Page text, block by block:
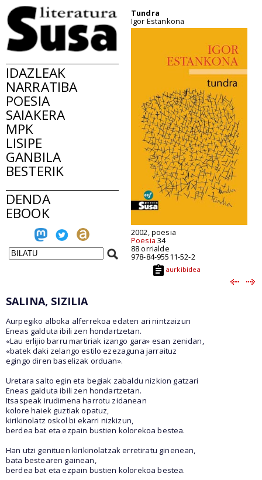
IDAZLEAK
NARRATIBA
POESIA
SAIAKERA
MPK
LISIPE
GANBILA
BESTERIK
DENDA
EBOOK
Tundra
Igor Estankona
2002, poesia
Poesia 34
88 orrialde
978-84-95511-52-2
aurkibidea
SALINA, SIZILIA
Aurpegiko alboka alferrekoa edaten ari nintzaizun
Eneas galduta ibili zen hondartzetan.
«Lau erlijio barru martiriak izango gara» esan zenidan,
«batek daki zelango estilo ezezaguna jarraituz
egingo diren baselizak orduan».
Uretara salto egin eta begiak zabaldu nizkion gatzari
Eneas galduta ibili zen hondartzetan.
Itsaspeak irudimena harrotu zidanean
kolore haiek guztiak opatuz,
kirikinolatz oskol bi ekarri nizkizun,
berdea bat eta ezpain bustien kolorekoa bestea.
Han utzi genituen kirikinolatzak erretiratu ginenean,
bata bestearen gainean,
berdea bat eta ezpain bustien kolorekoa bestea.